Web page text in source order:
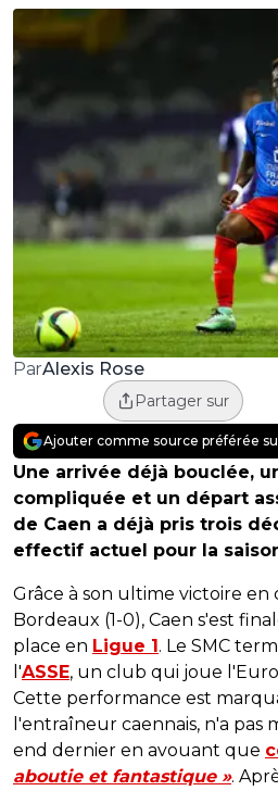
ParAlexis Rose
Partager sur
Ajouter comme source préférée
Une arrivée déjà bouclée,
compliquée et un départ
de Caen a déjà pris trois
effectif actuel pour la
Grâce à son ultime victoire
Bordeaux (1-0), Caen s'est
place en Ligue 1 . Le SMC
l'ASSE, un club qui joue
Cette performance est
l'entraîneur caennais, n'a
end dernier en avouant que
aboutie et fantastique ».